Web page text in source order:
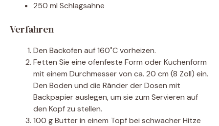
250 ml Schlagsahne
Verfahren
Den Backofen auf 160˚C vorheizen.
Fetten Sie eine ofenfeste Form oder Kuchenform
mit einem Durchmesser von ca. 20 cm (8 Zoll) ein.
Den Boden und die Ränder der Dosen mit
Backpapier auslegen, um sie zum Servieren auf
den Kopf zu stellen.
100 g Butter in einem Topf bei schwacher Hitze